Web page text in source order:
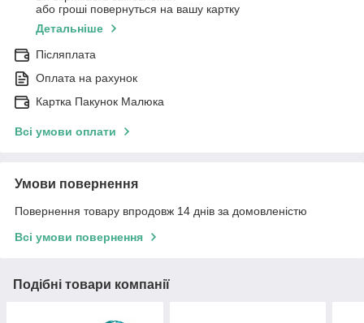
або гроші повернуться на вашу картку
Детальніше
Післяплата
Оплата на рахунок
Картка Пакунок Малюка
Всі умови оплати
Умови повернення
Повернення товару впродовж 14 днів за домовленістю
Всі умови повернення
Подібні товари компанії